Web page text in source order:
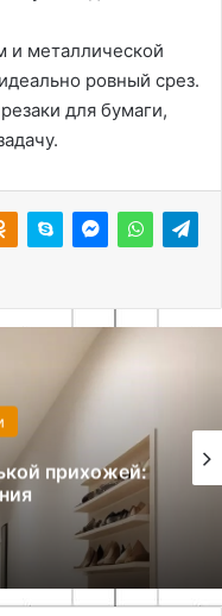
и металлической
ровный срез.
для бумаги,
прихожей: